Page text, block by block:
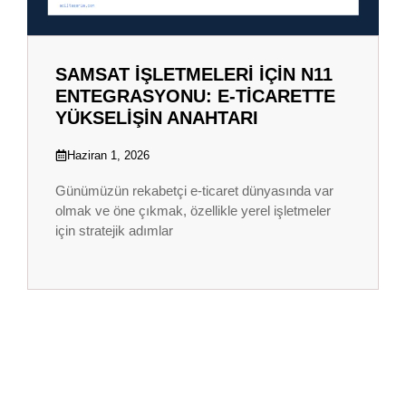
SAMSAT İŞLETMELERI İÇIN N11
ENTEGRASYONU: E-TICARETTE
YÜKSELIŞIN ANAHTARI
Haziran 1, 2026
Günümüzün rekabetçi e-ticaret dünyasında var
olmak ve öne çıkmak, özellikle yerel işletmeler
için stratejik adımlar